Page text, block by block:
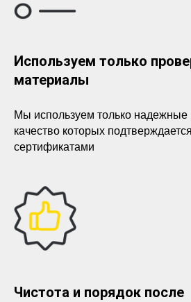
Используем только
материалы
Мы используем только
качество которых
сертификатами
Чистота и порядок после